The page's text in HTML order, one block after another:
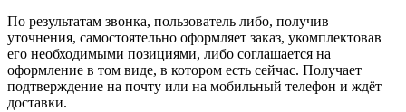
По результатам звонка, пользователь либо, получив
уточнения, самостоятельно оформляет заказ, укомплектовав
его необходимыми позициями, либо соглашается на
оформление в том виде, в котором есть сейчас. Получает
подтверждение на почту или на мобильный телефон и ждёт
доставки.